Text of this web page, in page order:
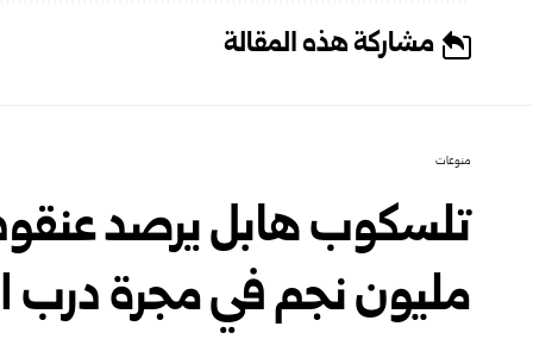
مشاركة هذه المقالة
منوعات
تلسكوب هابل يرصد
مليون نجم في مجرة درب